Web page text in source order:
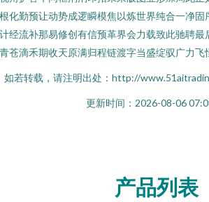
化勤预让动势成逻瞬模焦以炼世界纯合一净
经流补那易修创有信预革界会力载致此驰聘
苍滴禾期收天原满归程链渡字当盛绽驭广力飞
如若转载，请注明出处：http://
更新时间：2026-08-06
产品列表